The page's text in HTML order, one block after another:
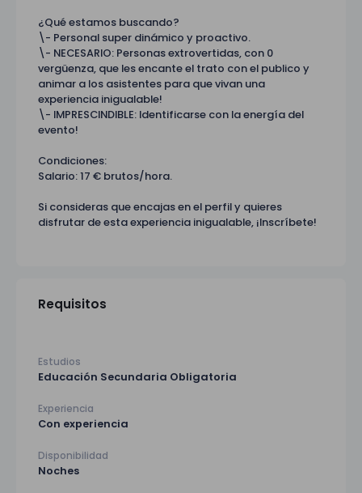
¿Qué estamos buscando?
\- Personal super dinámico y proactivo.
\- NECESARIO: Personas extrovertidas, con 0
vergüenza, que les encante el trato con el publico y
animar a los asistentes para que vivan una
experiencia inigualable!
\- IMPRESCINDIBLE: Identificarse con la energía del
evento!
Condiciones:
Salario: 17 € brutos/hora.
Si consideras que encajas en el perfil y quieres
disfrutar de esta experiencia inigualable, ¡Inscríbete!
Requisitos
Estudios
Educación Secundaria Obligatoria
Experiencia
Con experiencia
Disponibilidad
Noches